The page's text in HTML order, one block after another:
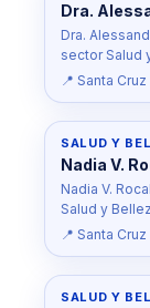
Dra.
Dra.
sector Salud
📍 Santa
SALUD Y
Nadia V.
Nadia V.
Salud y
📍 Santa
SALUD Y